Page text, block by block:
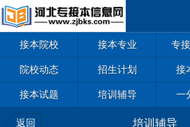
接本院校 接本专业 专
院校动态 招生计划 接
接本试题 培训辅导 一
返回 培训辅导